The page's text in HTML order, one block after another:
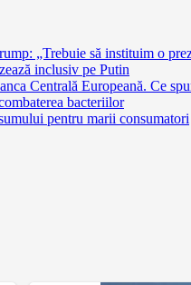
„Trebuie să instituim o
inclusiv pe Putin
Centrală Europeană. Ce
bacteriilor
pentru marii consumatori